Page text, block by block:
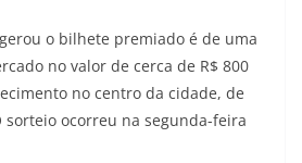
o bilhete premiado é de uma
no valor de cerca de R$ 800
no centro da cidade, de
ocorreu na segunda-feira